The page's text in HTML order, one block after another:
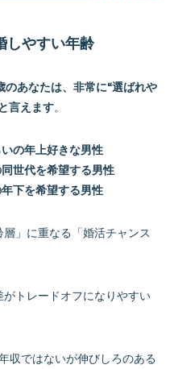
しやすい年齢
のあなたは、非常に“選ばれや
言えます。
の年上好きな男性
世代を希望する男性
下を希望する男性
」に重なる「婚活チャンス
がトレードオフになりやすい
収ではないが伸びしろのある